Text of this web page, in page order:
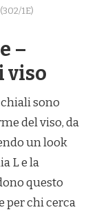
1E)
–
viso
sono
del viso, da
un look
L e la
questo
per chi cerca